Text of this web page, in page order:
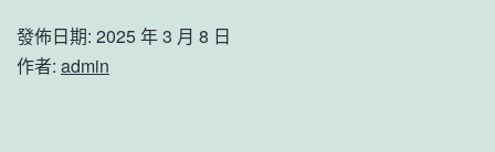
發佈日期: 2025 年 3 月 8 日
作者: admin